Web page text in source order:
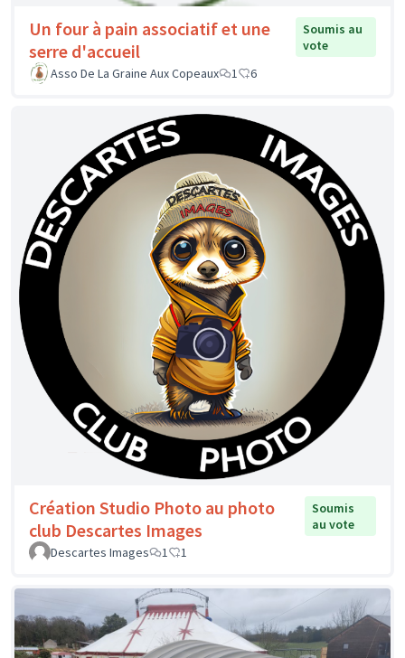
Un four à pain associatif et une
serre d'accueil
Soumis au
vote
Asso De La Graine Aux Copeaux
1 6
Création Studio Photo au photo
club Descartes Images
Soumis
au vote
Descartes Images
1 1